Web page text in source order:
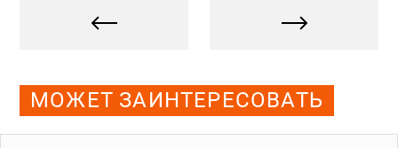
МОЖЕТ ЗАИНТЕРЕСОВАТЬ